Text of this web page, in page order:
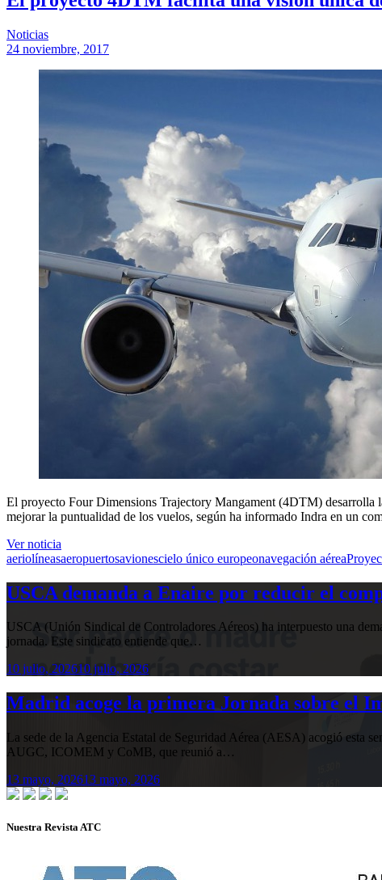
Noticias
24 noviembre, 2017
El proyecto Four Dimensions Trajectory Mangament (4DTM) desarrolla
mejorar la puntualidad de los vuelos, según ha informado Indra en un
Ver noticia
aeriolíneasaeropuertosavionescielo único europeonavegación aérea
USCA demanda a Enaire por reducir el
USCA (Unión Sindical de Controladores Aéreos) ha interpuesto una
jornada. Este sindicato entiende que…
10 julio, 202610 julio, 2026
Madrid acoge la primera Jornada sobre el
La sede de la Agencia Estatal de Seguridad Aérea (AESA) acogió
AUGC, ICOMEM y CoMB, que reunió a…
13 mayo, 202613 mayo, 2026
Nuestra Revista ATC